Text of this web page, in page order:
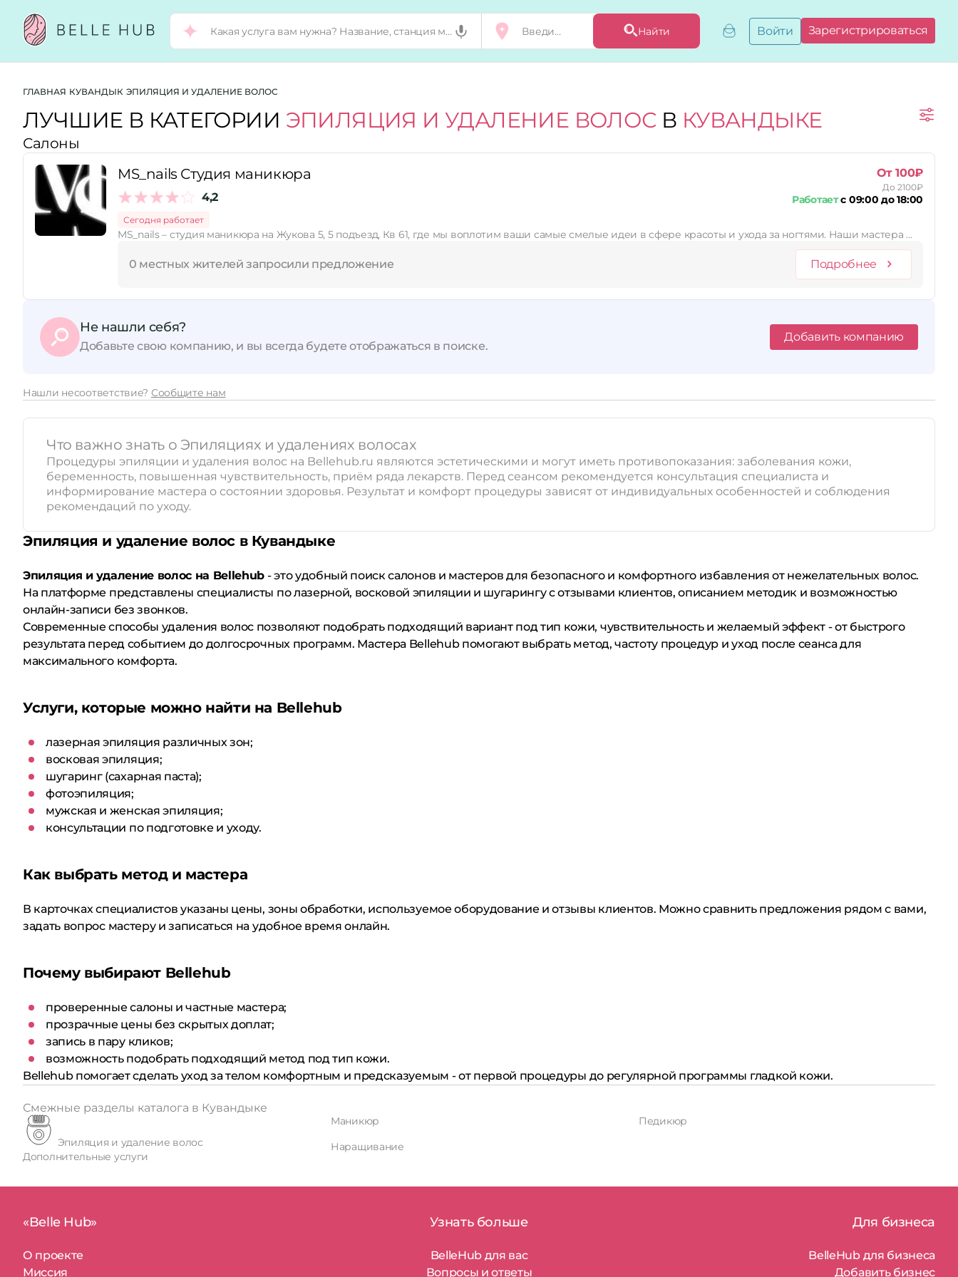
Найти
Добавить,
бизнес
Запросы
Войти Зарегистрироваться
Город:
Категории:
Услуги:
Стоимость услуг:
Принимает сертификаты
Сбросить
ГЛАВНАЯ КУВАНДЫК ЭПИЛЯЦИЯ И УДАЛЕНИЕ ВОЛОС
ЛУЧШИЕ В КАТЕГОРИИ ЭПИЛЯЦИЯ И УДАЛЕНИЕ ВОЛОСВ КУВАНДЫКЕ
Салоны
MS_nails Студия маникюра
4,2
Сегодня работает
От 100₽
До 2100₽
Работаетс 09:00 до 18:00
MS_nails – студия маникюра на Жукова 5, 5 подъезд, Кв 61, где мы воплотим ваши самые смелые идеи в сфере красоты и ухода за ногтями. Наши мастера …
0 местных жителей запросили предложение Подробнее
Не нашли себя?
Добавьте свою компанию, и вы всегда будете отображаться в поиске.
Добавить компанию
Нашли несоответствие? Сообщите нам
Что важно знать о Эпиляциях и удалениях волосах
Процедуры эпиляции и удаления волос на Bellehub.ru являются эстетическими и могут иметь противопоказания: заболевания кожи,
беременность, повышенная чувствительность, приём ряда лекарств. Перед сеансом рекомендуется консультация специалиста и
информирование мастера о состоянии здоровья. Результат и комфорт процедуры зависят от индивидуальных особенностей и соблюдения
рекомендаций по уходу.
Эпиляция и удаление волос в Кувандыке
Эпиляция и удаление волос на Bellehub - это удобный поиск салонов и мастеров для безопасного и комфортного избавления от нежелательных волос.
На платформе представлены специалисты по лазерной, восковой эпиляции и шугарингу с отзывами клиентов, описанием методик и возможностью
онлайн-записи без звонков.
Современные способы удаления волос позволяют подобрать подходящий вариант под тип кожи, чувствительность и желаемый эффект - от быстрого
результата перед событием до долгосрочных программ. Мастера Bellehub помогают выбрать метод, частоту процедур и уход после сеанса для
максимального комфорта.
Услуги, которые можно найти на Bellehub
лазерная эпиляция различных зон;
восковая эпиляция;
шугаринг (сахарная паста);
фотоэпиляция;
мужская и женская эпиляция;
консультации по подготовке и уходу.
Как выбрать метод и мастера
В карточках специалистов указаны цены, зоны обработки, используемое оборудование и отзывы клиентов. Можно сравнить предложения рядом с вами,
задать вопрос мастеру и записаться на удобное время онлайн.
Почему выбирают Bellehub
проверенные салоны и частные мастера;
прозрачные цены без скрытых доплат;
запись в пару кликов;
возможность подобрать подходящий метод под тип кожи.
Bellehub помогает сделать уход за телом комфортным и предсказуемым - от первой процедуры до регулярной программы гладкой кожи.
Смежные разделы каталога в Кувандыке
Эпиляция и удаление волос
Дополнительные услуги
Маникюр
Наращивание
Педикюр
«Belle Hub»
О проекте
Миссия
Узнать больше
BelleHub для вас
Вопросы и ответы
Для бизнеса
BelleHub для бизнеса
Добавить бизнес